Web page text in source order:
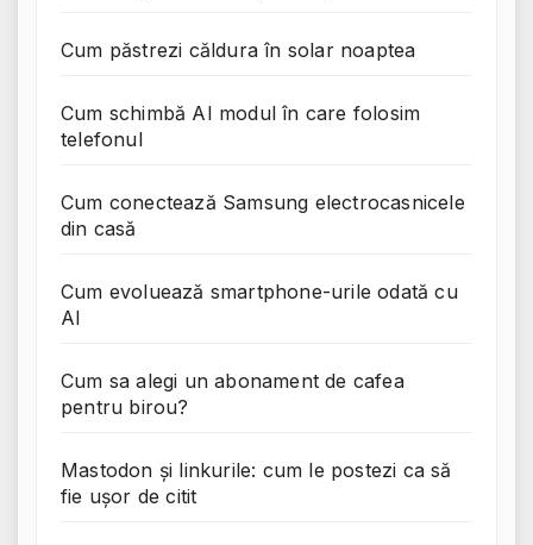
Cum păstrezi căldura în solar noaptea
Cum schimbă AI modul în care folosim
telefonul
Cum conectează Samsung electrocasnicele
din casă
Cum evoluează smartphone-urile odată cu
AI
Cum sa alegi un abonament de cafea
pentru birou?
Mastodon și linkurile: cum le postezi ca să
fie ușor de citit